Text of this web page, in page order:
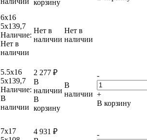
корзину
6x16
5x139,7
Наличие:
Нет в
наличии
Нет в
наличии
Нет в
наличии
5.5x16
5x139,7
Наличие:
В
наличии
2 277 ₽
В
наличии
В
корзину
В
наличии
-
+
В корзину
7x17
4 931 ₽
-